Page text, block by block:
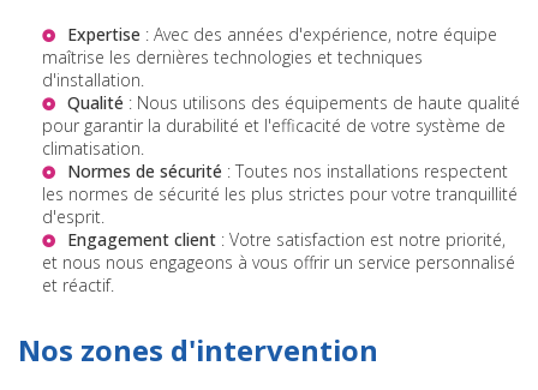
Expertise : Avec des années d'expérience, notre équipe
maîtrise les dernières technologies et techniques
d'installation.
Qualité : Nous utilisons des équipements de haute qualité
pour garantir la durabilité et l'efficacité de votre système de
climatisation.
Normes de sécurité : Toutes nos installations respectent
les normes de sécurité les plus strictes pour votre tranquillité
d'esprit.
Engagement client : Votre satisfaction est notre priorité,
et nous nous engageons à vous offrir un service personnalisé
et réactif.
Nos zones d'intervention